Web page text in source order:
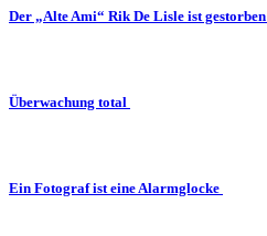
Der „Alte Ami“ Rik De Lisle ist gestorben
Überwachung total
Ein Fotograf ist eine Alarmglocke